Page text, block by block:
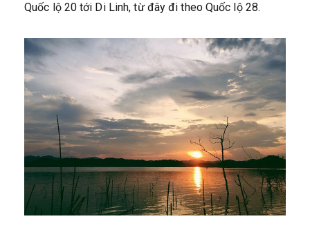
Quốc lộ 20 tới Di Linh, từ đây đi theo Quốc lộ 28.